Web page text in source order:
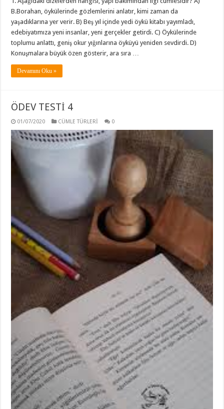
B.Borahan, öykülerinde gözlemlerini anlatır, kimi zaman da
yaşadıklarına yer verir. B) Beş yıl içinde yedi öykü kitabı yayımladı,
edebiyatımıza yeni insanlar, yeni gerçekler getirdi. C) Öykülerinde
toplumu anlattı, geniş okur yığınlarına öyküyü yeniden sevdirdi. D)
Konuşmalara büyük özen gösterir, ara sıra …
Devamını Oku »
ÖDEV TESTİ 4
01/07/2020 CÜMLE TÜRLERİ 0